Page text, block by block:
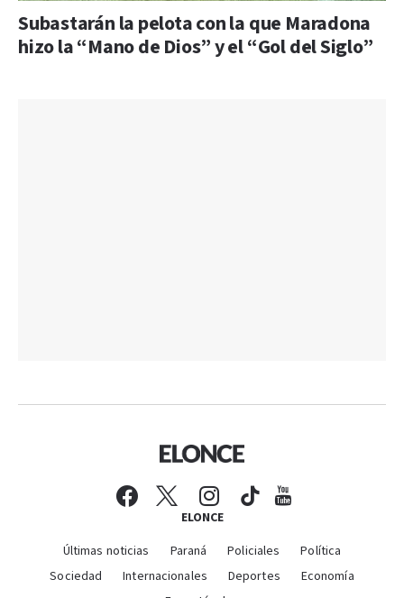
Subastarán la pelota con la que Maradona
hizo la “Mano de Dios” y el “Gol del Siglo”
ELONCE
Últimas noticias Paraná Policiales
Política
Sociedad
Internacionales Deportes
Economía